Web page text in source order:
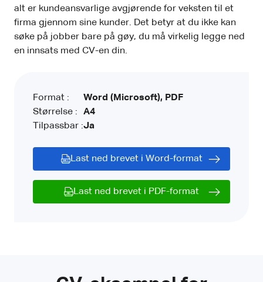
alt er kundeansvarlige avgjørende for veksten til et
firma gjennom sine kunder. Det betyr at du ikke kan
søke på jobber bare på gøy, du må virkelig legge ned
en innsats med CV-en din.
Format :
Størrelse :
Tilpassbar :
Word (Microsoft), PDF
A4
Ja
Last ned brevet i Word-format
Last ned brevet i PDF-format